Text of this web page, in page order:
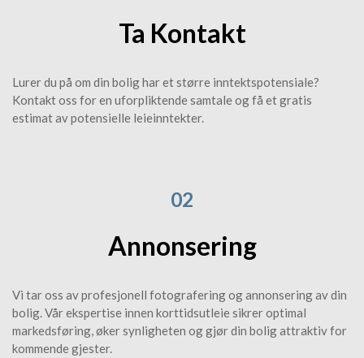
Ta Kontakt
Lurer du på om din bolig har et større inntektspotensiale?
Kontakt oss for en uforpliktende samtale og få et gratis
estimat av potensielle leieinntekter.
02
Annonsering
Vi tar oss av profesjonell fotografering og annonsering av din
bolig. Vår ekspertise innen korttidsutleie sikrer optimal
markedsføring, øker synligheten og gjør din bolig attraktiv for
kommende gjester.